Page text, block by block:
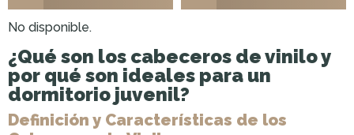
No disponible.
¿Qué son los cabeceros de vinilo y
por qué son ideales para un
dormitorio juvenil?
Definición y Características de los